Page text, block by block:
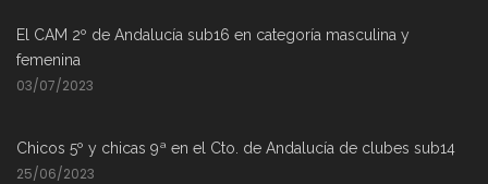
El CAM 2º de Andalucía sub16 en categoría masculina y
femenina
03/07/2023
Chicos 5º y chicas 9ª en el Cto. de Andalucía de clubes sub14
25/06/2023